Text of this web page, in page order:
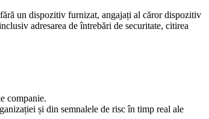
un dispozitiv furnizat, angajați al căror dispozitiv
adresarea de întrebări de securitate, citirea
companie.
și din semnalele de risc în timp real ale